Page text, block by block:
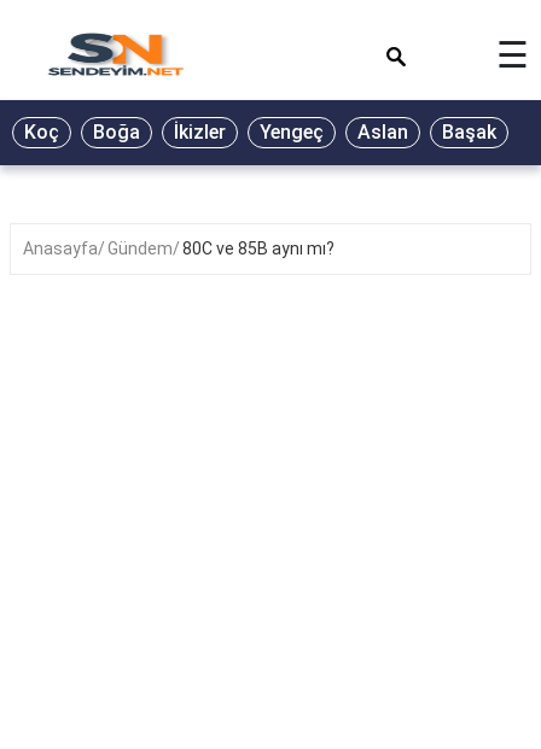
BİYOGRAFİ
GALERİ
☰
Koç Boğa İkizler Yengeç Aslan Başak
Anasayfa Gündem 80C ve 85B aynı mı?